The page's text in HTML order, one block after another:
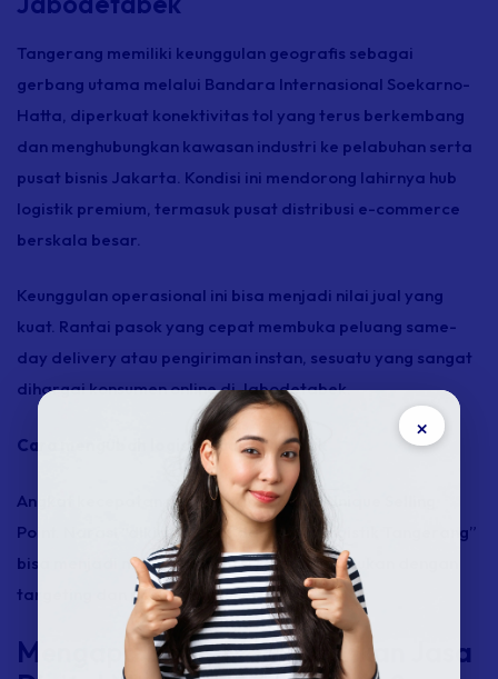
×
Tangerang memiliki keunggulan geografis sebagai
gerbang utama melalui Bandara Internasional Soekarno-
Hatta, diperkuat konektivitas tol yang terus berkembang
dan menghubungkan kawasan industri ke pelabuhan serta
pusat bisnis Jakarta. Kondisi ini mendorong lahirnya hub
logistik premium, termasuk pusat distribusi e-commerce
berskala besar.
Keunggulan operasional ini bisa menjadi nilai jual yang
kuat. Rantai pasok yang cepat membuka peluang same-
day delivery atau pengiriman instan, sesuatu yang sangat
dihargai konsumen online di Jabodetabek.
Cara mengubah logistik jadi daya tarik
Angkat kecepatan pengiriman sebagai Unique Selling
Point. Narasi “dikirim cepat dari pusat logistik Tangerang”
bisa menjadi magnet konversi ketika dipadukan dengan
targeting dan pesan yang presisi.
Mengapa Bisnis Membutuhkan Jasa